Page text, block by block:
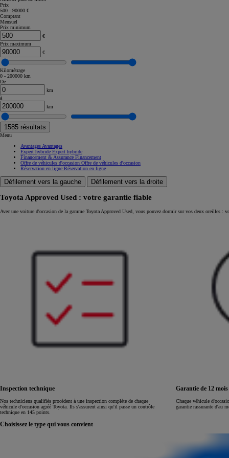
Corolla Touring Sports
À partir de
Prix
500 - 90000 €
Comptant
Mensuel
Prix minimum
€
Prix maximum
€
Kilométrage
0 - 200000 km
De
km
à
km
1585 résultats
Menu
Avantages Avantages
Expert hybride Expert hybride
Financement & Assurance Financement
Offre de véhicules d'occasion Offre de véhicules d'occasion
Réservation en ligne Réservation en ligne
Défilement vers la gauche Défilement vers la droite
Toyota Approved Used : votre garantie fiable
Avec une voiture d'occasion de la gamme Toyota Approved Used, vous pouvez dormir sur vos deux oreilles :
Inspection technique
Nos techniciens qualifiés procèdent à une inspection complète de chaque
véhicule d'occasion agréé Toyota. Ils s'assurent ainsi qu'il passe un contrôle
technique en 145 points.
Garantie de 12
Chaque véhicule
garantie rassurante d'au
Choisissez le type qui vous convient